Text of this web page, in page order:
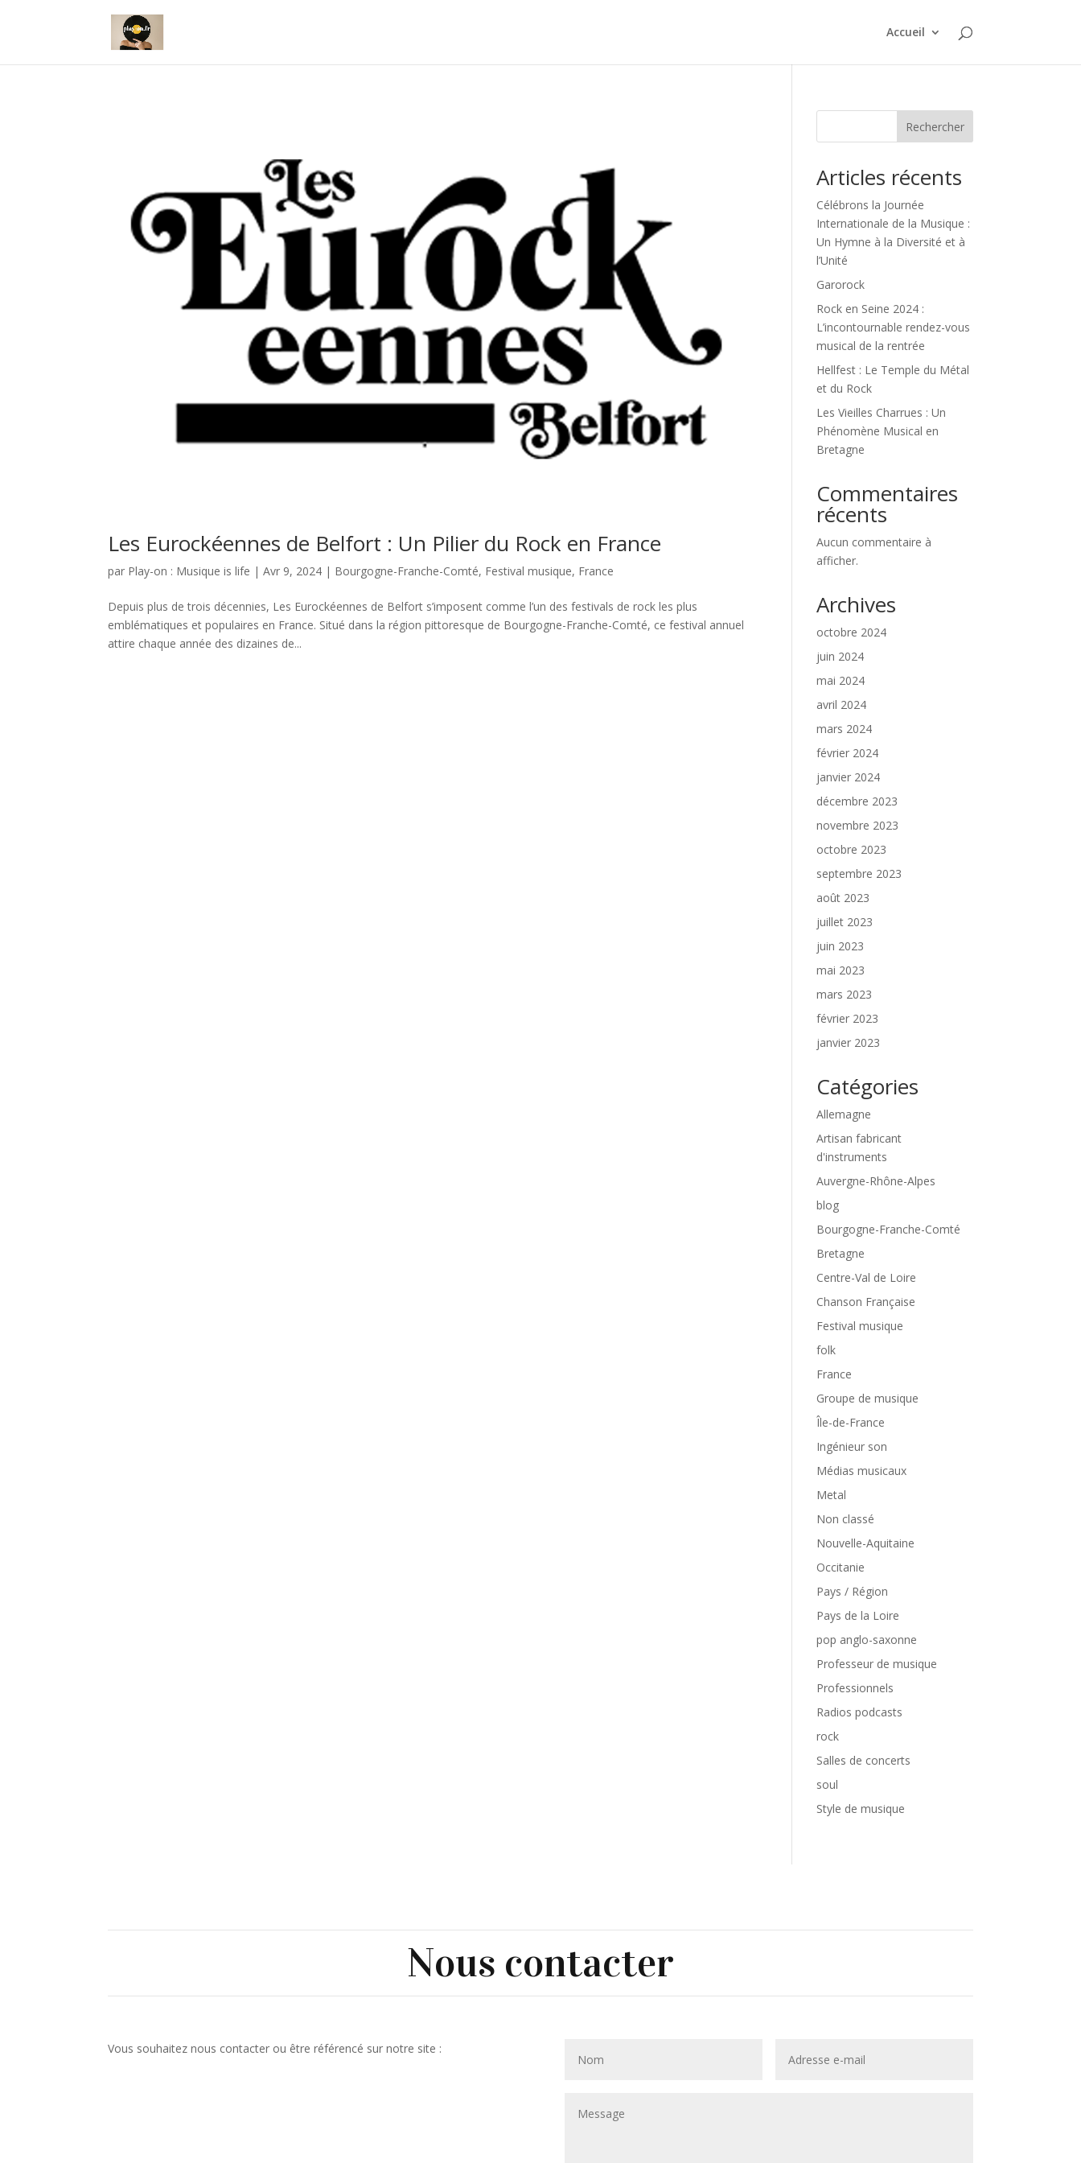
Accueil
Les Eurockéennes de Belfort : Un Pilier du Rock en France
par Play-on : Musique is life |Avr 9, 2024 | Bourgogne-Franche-Comté, Festival musique, France
Depuis plus de trois décennies, Les Eurockéennes de Belfort s’imposent comme l’un des festivals de rock les plus
emblématiques et populaires en France. Situé dans la région pittoresque de Bourgogne-Franche-Comté, ce festival annuel
attire chaque année des dizaines de...
Rechercher
Articles récents
Célébrons la Journée
Internationale de la Musique :
Un Hymne à la Diversité et à
l’Unité
Garorock
Rock en Seine 2024 :
L’incontournable rendez-vous
musical de la rentrée
Hellfest : Le Temple du Métal
et du Rock
Les Vieilles Charrues : Un
Phénomène Musical en
Bretagne
Commentaires
récents
Aucun commentaire à
afficher.
Archives
octobre 2024
juin 2024
mai 2024
avril 2024
mars 2024
février 2024
janvier 2024
décembre 2023
novembre 2023
octobre 2023
septembre 2023
août 2023
juillet 2023
juin 2023
mai 2023
mars 2023
février 2023
janvier 2023
Catégories
Allemagne
Artisan fabricant
d'instruments
Auvergne-Rhône-Alpes
blog
Bourgogne-Franche-Comté
Bretagne
Centre-Val de Loire
Chanson Française
Festival musique
folk
France
Groupe de musique
Île-de-France
Ingénieur son
Médias musicaux
Metal
Non classé
Nouvelle-Aquitaine
Occitanie
Pays / Région
Pays de la Loire
pop anglo-saxonne
Professeur de musique
Professionnels
Radios podcasts
rock
Salles de concerts
soul
Style de musique
Nous contacter
Vous souhaitez nous contacter ou être référencé sur notre site :